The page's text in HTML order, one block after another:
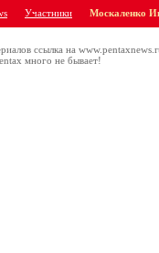
Участники Москаленко
ссылка на
много не бывает!